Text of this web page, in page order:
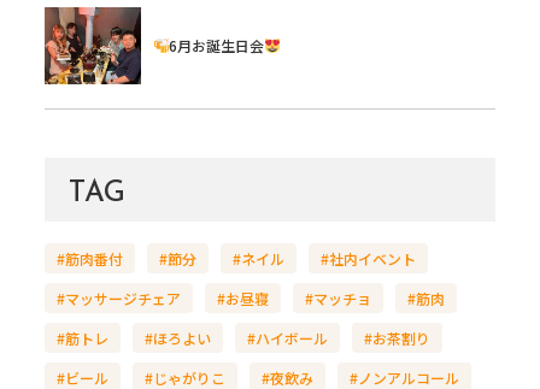
6月お誕生日会
TAG
#筋肉番付 #節分 #ネイル
#社内イベント
#マッサージチェア
#お昼寝 #マッチョ
#筋肉
#筋トレ
#ほろよい #ハイボール
#お茶割り
#ビール
#じゃがりこ #夜飲み
#ノンアルコール